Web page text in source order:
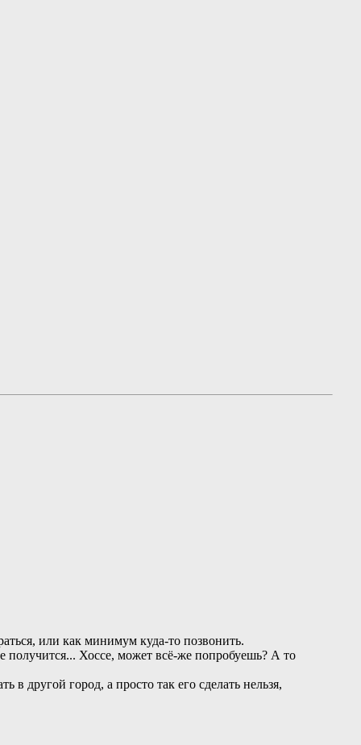
или как минимум куда-то позвонить.
получится... Хоссе, может всё-же попробуешь? А то
в другой город, а просто так его сделать нельзя,